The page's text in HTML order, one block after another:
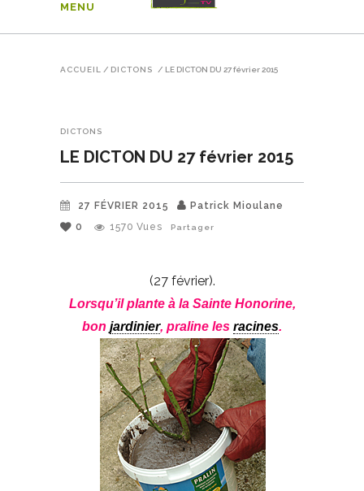
MENU
ACCUEIL / DICTONS / LE DICTON DU 27 février 2015
DICTONS
LE DICTON DU 27 février 2015
27 FÉVRIER 2015
Patrick Mioulane
0
1570 Vues Partager
(27 février).
Lorsqu’il plante à la Sainte Honorine,
bon jardinier, praline les racines.